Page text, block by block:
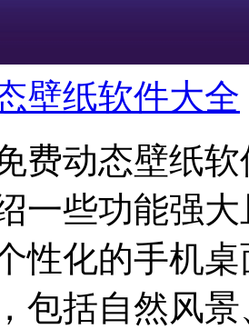
壁纸软件大全
费动态壁纸
一些功能强
性化的手机
包括自然风